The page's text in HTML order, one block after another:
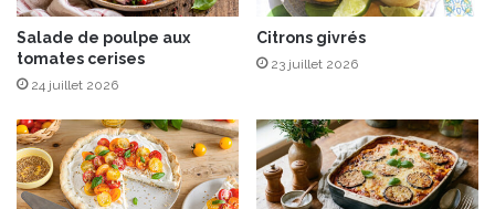
f
o
i
e
r
a
s
p
e
s
e
t
u
r
é
e
Salade de poulpe aux
tomates cerises
24 juillet 2026
Citrons givrés
23 juillet 2026